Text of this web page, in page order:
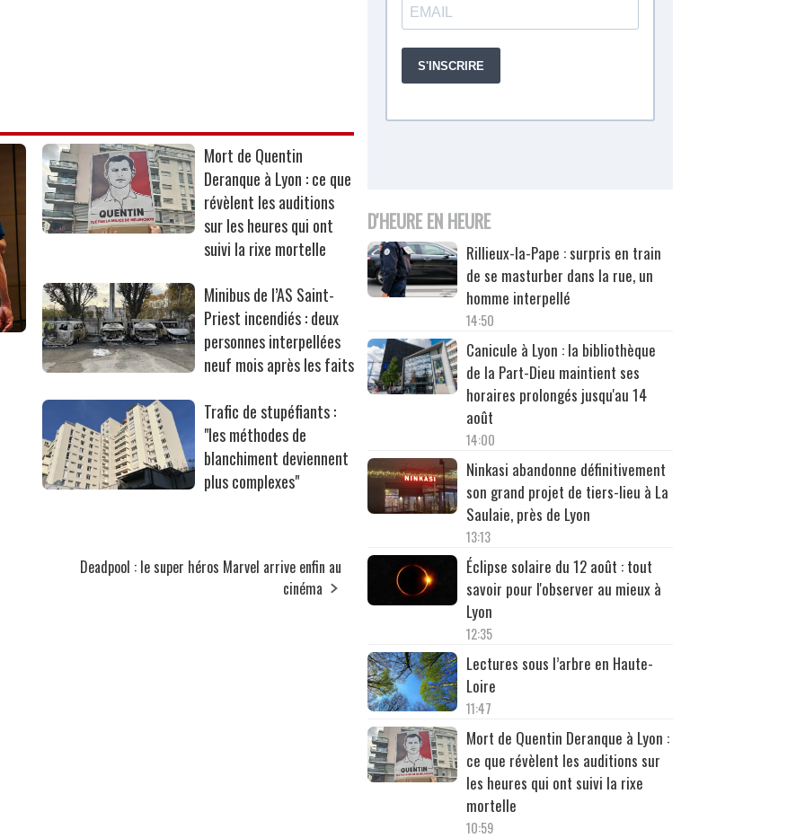
Mort de Quentin
Deranque à Lyon : ce que
révèlent les auditions
sur les heures qui ont
suivi la rixe mortelle
Minibus de l’AS Saint-
Priest incendiés : deux
personnes interpellées
neuf mois après les faits
Trafic de stupéfiants :
"les méthodes de
blanchiment deviennent
plus complexes"
Deadpool : le super héros Marvel arrive enfin au
cinéma
D'HEURE EN HEURE
Rillieux-la-Pape : surpris en train
de se masturber dans la rue, un
homme interpellé
14:50
Canicule à Lyon : la bibliothèque
de la Part-Dieu maintient ses
horaires prolongés jusqu'au 14
août
14:00
Ninkasi abandonne définitivement
son grand projet de tiers-lieu à La
Saulaie, près de Lyon
13:13
Éclipse solaire du 12 août : tout
savoir pour l'observer au mieux à
Lyon
12:35
Lectures sous l’arbre en Haute-
Loire
11:47
Mort de Quentin Deranque à Lyon :
ce que révèlent les auditions sur
les heures qui ont suivi la rixe
mortelle
10:59